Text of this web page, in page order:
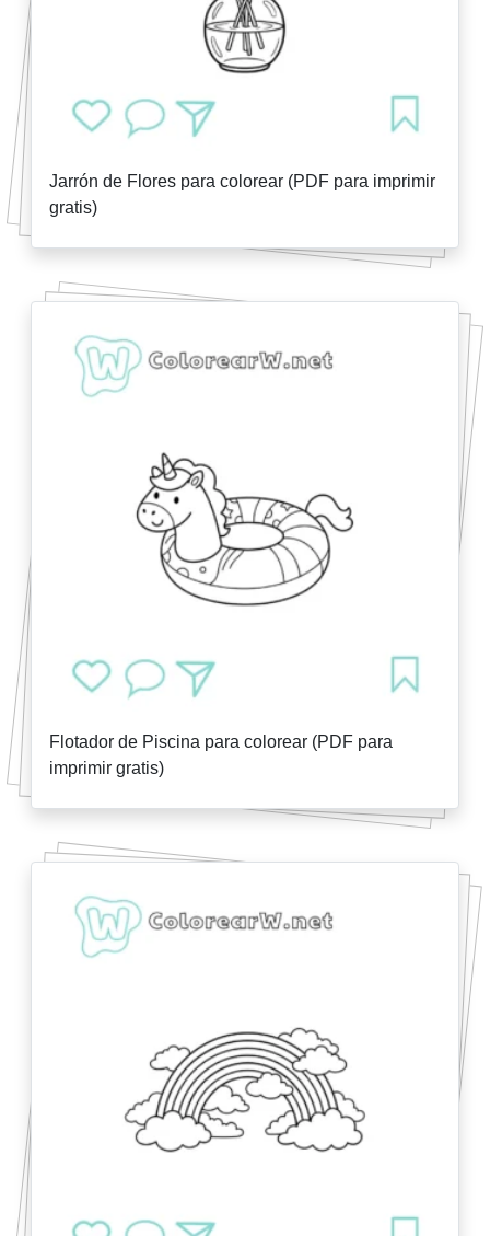
Jarrón de Flores para colorear (PDF para imprimir
gratis)
Flotador de Piscina para colorear (PDF para
imprimir gratis)